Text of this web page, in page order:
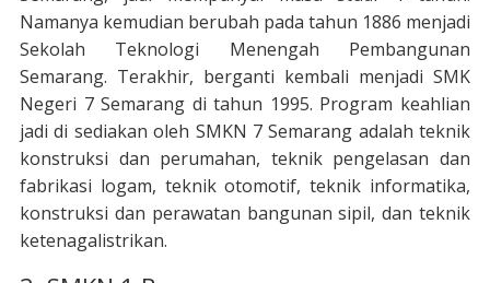
Namanya kemudian berubah pada tahun 1886 menjadi
Sekolah Teknologi Menengah Pembangunan
Semarang. Terakhir, berganti kembali menjadi SMK
Negeri 7 Semarang di tahun 1995. Program keahlian
jadi di sediakan oleh SMKN 7 Semarang adalah teknik
konstruksi dan perumahan, teknik pengelasan dan
fabrikasi logam, teknik otomotif, teknik informatika,
konstruksi dan perawatan bangunan sipil, dan teknik
ketenagalistrikan.